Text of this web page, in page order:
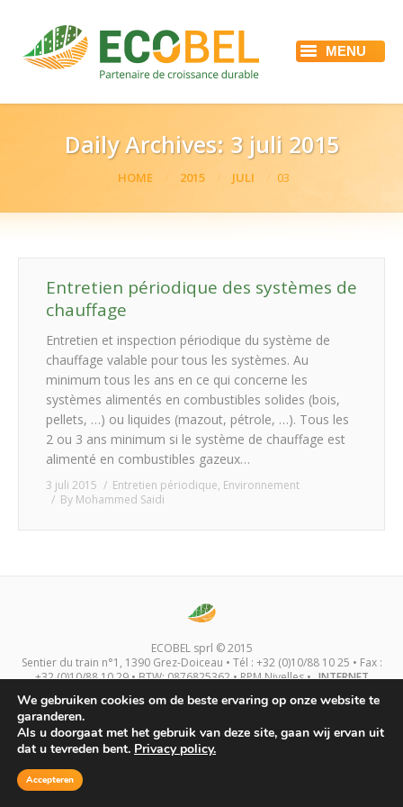
MENU
HOME
REFERENTIES
ACTUALITEIT
JOBS
CONTACT
Daily Archives: 3 juli 2015
HOME 2015 JULI 03
Entretien périodique des systèmes de
chauffage
Entretien et inspection périodique du système de
chauffage valable pour tous les systèmes. Au
minimum tous les ans en ce qui concerne les
systèmes alimentés en combustibles solides (bois,
pellets, …) ou liquides (mazout, pétrole, …). Tous les
2 ou 3 ans minimum si le système de chauffage est
alimenté en combustibles gazeux…
3 juli 2015 Entretien périodique, Environnement
By Mohammed Saidi
ECOBEL sprl © 2015
Sentier du train n°1, 1390 Grez-Doiceau • Tél : +32 (0)10/88 10 25 • Fax :
+32 (0)10/88 10 29 • BTW: 0876825362 • RPM Nivelles • INTERNET
We gebruiken cookies om de beste ervaring op onze website te
garanderen.
Als u doorgaat met het gebruik van deze site, gaan wij ervan uit
dat u tevreden bent. Privacy policy.
Accepteren